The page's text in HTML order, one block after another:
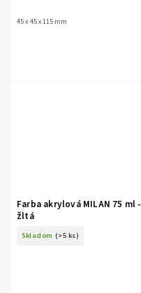
45 x 45 x 115 mm
Farba akrylová MILAN 75 ml -
žltá
Skladom (>5 ks)